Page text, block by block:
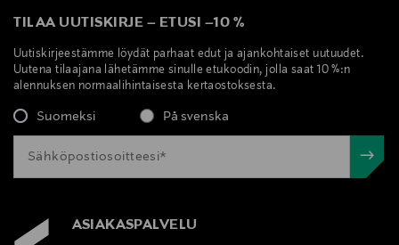
TILAA UUTISKIRJE – ETUSI –10 %
Uutiskirjeestämme löydät parhaat edut ja ajankohtaiset uutuudet.
Uutena tilaajana lähetämme sinulle etukoodin, jolla saat 10 %:n
alennuksen normaalihintaisesta kertaostoksesta.
Suomeksi På svenska
ASIAKASPALVELU